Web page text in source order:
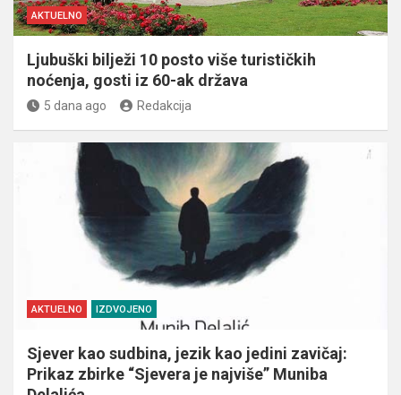
AKTUELNO
Ljubuški bilježi 10 posto više turističkih
noćenja, gosti iz 60-ak država
5 dana ago Redakcija
AKTUELNO IZDVOJENO
Sjever kao sudbina, jezik kao jedini zavičaj:
Prikaz zbirke “Sjevera je najviše” Muniba